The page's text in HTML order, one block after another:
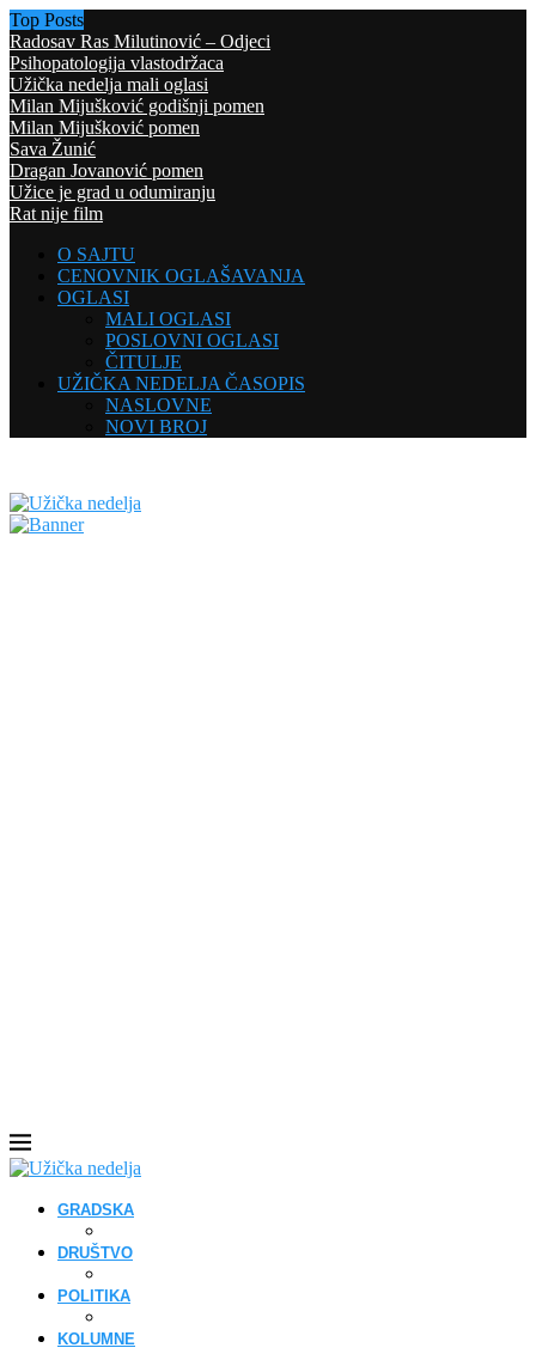
Top Posts
Radosav Ras Milutinović – Odjeci
Psihopatologija vlastodržaca
Užička nedelja mali oglasi
Milan Mijušković godišnji pomen
Milan Mijušković pomen
Sava Žunić
Dragan Jovanović pomen
Užice je grad u odumiranju
Rat nije film
O SAJTU
CENOVNIK OGLAŠAVANJA
OGLASI
MALI OGLASI
POSLOVNI OGLASI
ČITULJE
UŽIČKA NEDELJA ČASOPIS
NASLOVNE
NOVI BROJ
GRADSKA
DRUŠTVO
POLITIKA
KOLUMNE